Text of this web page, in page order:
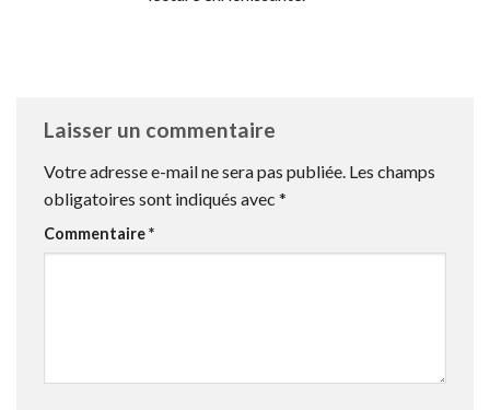
Laisser un commentaire
Votre adresse e-mail ne sera pas publiée. Les champs
obligatoires sont indiqués avec *
Commentaire*